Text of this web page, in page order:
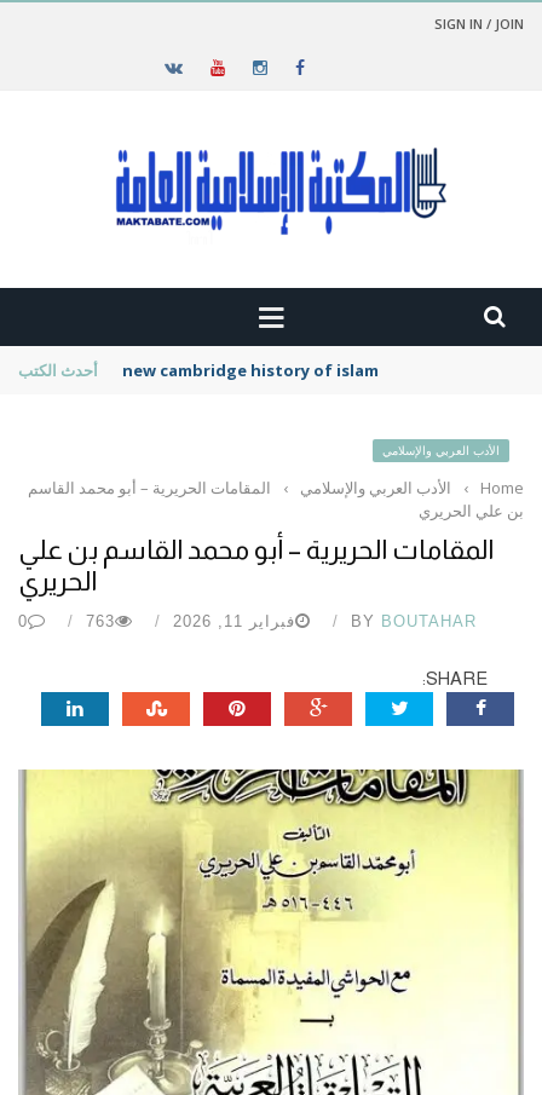
SIGN IN / JOIN
أحدث الكتب new cambridge history of islam
الأدب العربي والإسلامي
Home
› الأدب العربي والإسلامي ›
المقامات الحريرية – أبو محمد القاسم
بن علي الحريري
المقامات الحريرية – أبو محمد القاسم بن علي
الحريري
BY BOUTAHAR فبراير 11, 2026 763
0
SHARE: